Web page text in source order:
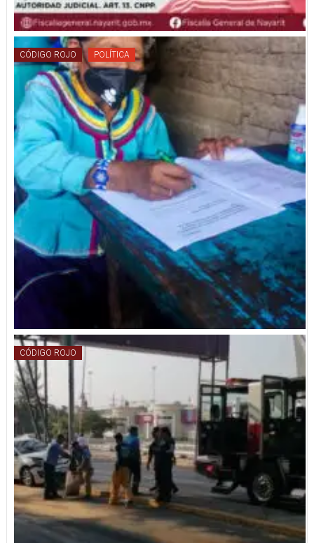
CÓDIGO ROJO POLÍTICA
CÓDIGO ROJO